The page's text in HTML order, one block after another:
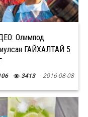
Олимпод
ГАЙХАЛТАЙ 5
3413 2016-08-08